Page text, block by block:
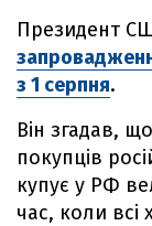
Президент
з 1 серпня.
Він згадав,
покупців
купує у РФ
час, коли всі